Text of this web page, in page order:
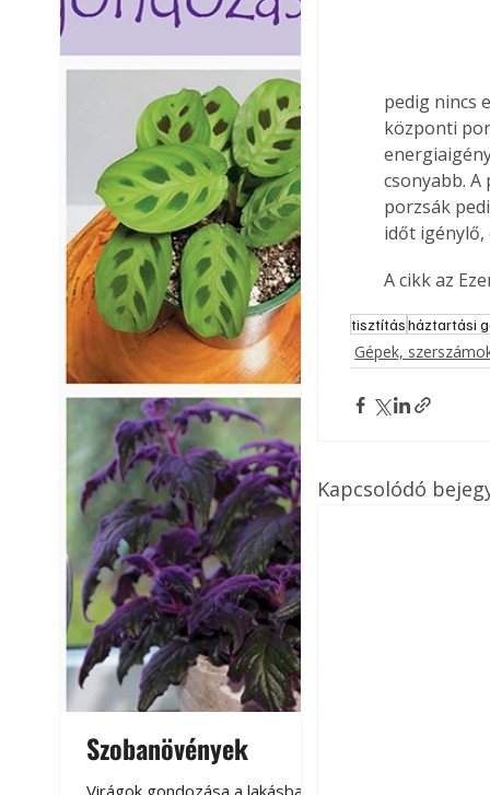
Szobanövények
pedig nincs
központi
csonyabb.
porzsák
időt
A cikk az
tisztításháztartási
Gépek,
Kapcsolódó